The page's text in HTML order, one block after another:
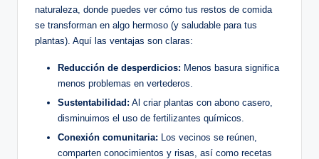
naturaleza, donde puedes ver cómo tus restos de comida
se transforman en algo hermoso (y saludable para tus
plantas). Aquí las ventajas son claras:
Reducción de desperdicios: Menos basura significa
menos problemas en vertederos.
Sustentabilidad: Al criar plantas con abono casero,
disminuimos el uso de fertilizantes químicos.
Conexión comunitaria: Los vecinos se reúnen,
comparten conocimientos y risas, así como recetas